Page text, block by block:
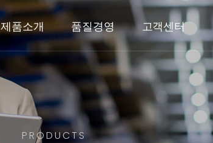
제품소개 품질경영 고객센터
PRODUCTS